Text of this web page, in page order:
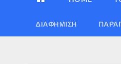
ΔΙΑΦΉΜΙΣΗ